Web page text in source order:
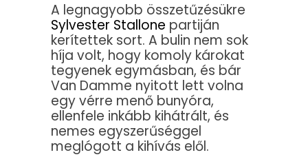
A legnagyobb összetűzésükre
Sylvester Stallone partiján
kerítettek sort. A bulin nem sok
híja volt, hogy komoly károkat
tegyenek egymásban, és bár
Van Damme nyitott lett volna
egy vérre menő bunyóra,
ellenfele inkább kihátrált, és
nemes egyszerűséggel
meglógott a kihívás elől.